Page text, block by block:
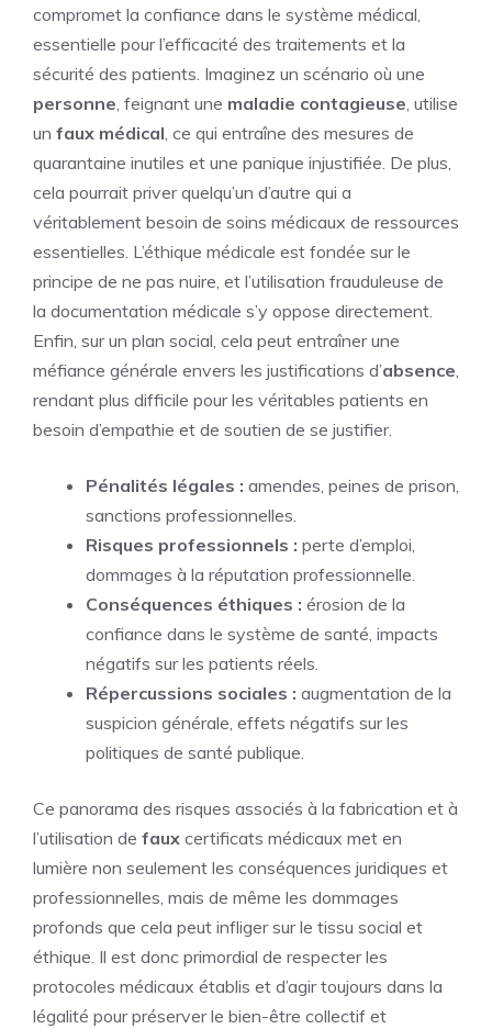
compromet la confiance dans le système médical,
essentielle pour l’efficacité des traitements et la
sécurité des patients. Imaginez un scénario où une
personne, feignant une maladie contagieuse, utilise
un faux médical, ce qui entraîne des mesures de
quarantaine inutiles et une panique injustifiée. De plus,
cela pourrait priver quelqu’un d’autre qui a
véritablement besoin de soins médicaux de ressources
essentielles. L’éthique médicale est fondée sur le
principe de ne pas nuire, et l’utilisation frauduleuse de
la documentation médicale s’y oppose directement.
Enfin, sur un plan social, cela peut entraîner une
méfiance générale envers les justifications d’absence,
rendant plus difficile pour les véritables patients en
besoin d’empathie et de soutien de se justifier.
Pénalités légales : amendes, peines de prison,
sanctions professionnelles.
Risques professionnels : perte d’emploi,
dommages à la réputation professionnelle.
Conséquences éthiques : érosion de la
confiance dans le système de santé, impacts
négatifs sur les patients réels.
Répercussions sociales : augmentation de la
suspicion générale, effets négatifs sur les
politiques de santé publique.
Ce panorama des risques associés à la fabrication et à
l’utilisation de faux certificats médicaux met en
lumière non seulement les conséquences juridiques et
professionnelles, mais de même les dommages
profonds que cela peut infliger sur le tissu social et
éthique. Il est donc primordial de respecter les
protocoles médicaux établis et d’agir toujours dans la
légalité pour préserver le bien-être collectif et